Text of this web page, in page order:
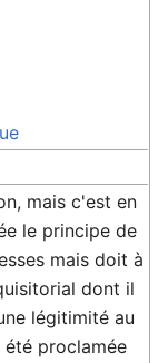
mais c'est en
le principe de
mais doit à
dont il
légitimité au
proclamée